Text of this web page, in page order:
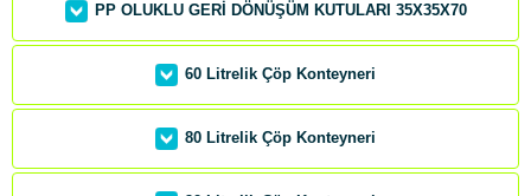
PP OLUKLU GERİ DÖNÜŞÜM KUTULARI 35X35X70
60 Litrelik Çöp Konteyneri
80 Litrelik Çöp Konteyneri